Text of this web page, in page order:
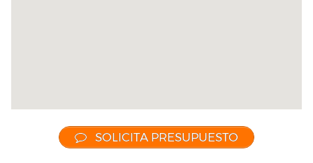
SOLICITA PRESUPUESTO